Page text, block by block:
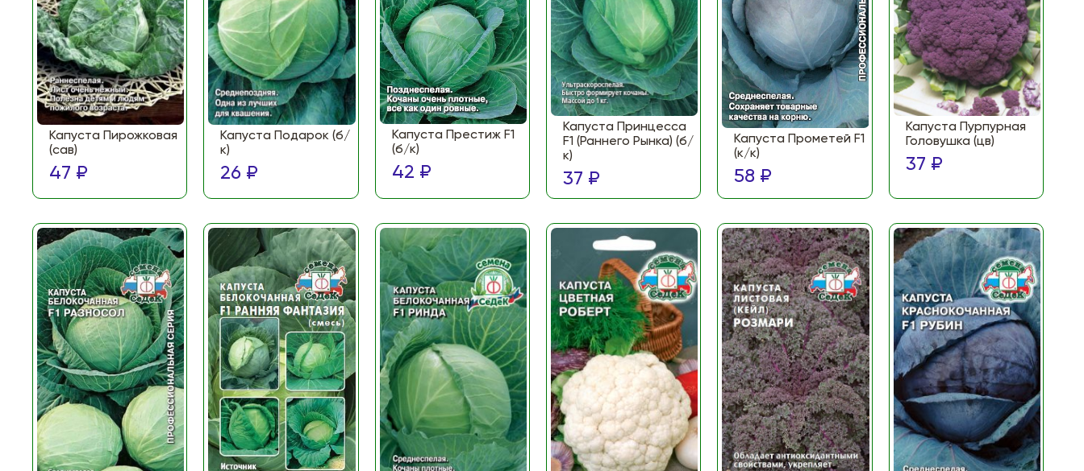
Капуста Пирожковая
(сав)
47 ₽
Капуста Подарок (б/
к)
26 ₽
Капуста Престиж F1
(б/к)
42 ₽
Капуста Принцесса
F1 (Раннего Рынка) (б/
к)
37 ₽
Капуста Прометей F1
(к/к)
58 ₽
Капуста Пурпурная
Головушка (цв)
37 ₽